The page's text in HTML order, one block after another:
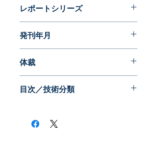
レポートシリーズ
発刊年月
体裁
目次／技術分類